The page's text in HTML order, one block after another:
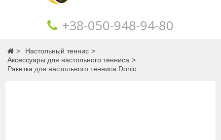
+38‎‎-050-948-94-80
Главная
Настольный теннис
Аксессуары для настольного тенниса
Ракетка для настольного тенниса Donic